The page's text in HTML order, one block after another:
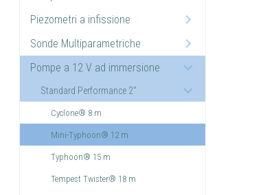
Piezometri a infissione
Sonde Multiparametriche
Pompe a 12 V ad immersione
Standard Performance 2"
Cyclone® 8 m
Mini-Typhoon® 12 m
Typhoon® 15 m
Tempest Twister® 18 m